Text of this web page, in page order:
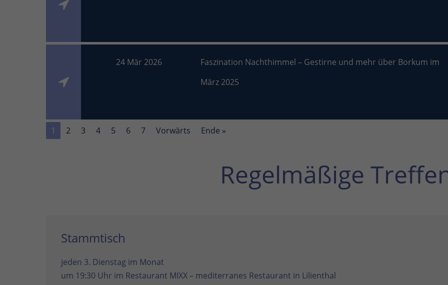
24 Mär 2026
Faszination Nachthimmel – Gestirne und mehr über Borkum im
März 2025
1 2 3 4 5 6 7 Vorwärts Ende »
Regelmäßige
Stammtisch
jeden 3. Dienstag im Monat
um 19:30 Uhr im Restaurant MIXX – mediterranes Restaurant in Lilienthal